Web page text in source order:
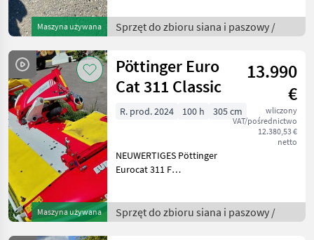
Maszyna używana
das im Jahr 2000 gebaut
wurde. Mit einer
Sprzęt do zbioru siana i paszowy /
Maszyna używana
Pöttinger Euro
Cat 311 Classic
13.990
€
wliczony
VAT/pośrednictwo
12.380,53 €
netto
R. prod. 2024 100 h 305 cm
NEUWERTIGES Pöttinger
Eurocat 311 F
das leistungsstarke
Pöttinger Eurocat 311 F
Sprzęt do zbioru siana i paszowy /